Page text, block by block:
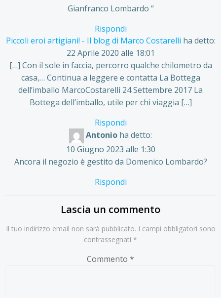
Gianfranco Lombardo “
Rispondi
Piccoli eroi artigiani! - Il blog di Marco Costarelli ha detto:
22 Aprile 2020 alle 18:01
[…] Con il sole in faccia, percorro qualche chilometro da
casa,… Continua a leggere e contatta La Bottega
dell’imballo MarcoCostarelli 24 Settembre 2017 La
Bottega dell’imballo, utile per chi viaggia […]
Rispondi
Antonio ha detto:
10 Giugno 2023 alle 1:30
Ancora il negozio è gestito da Domenico Lombardo?
Rispondi
Lascia un commento
Il tuo indirizzo email non sarà pubblicato. I campi obbligatori sono
contrassegnati *
Commento *